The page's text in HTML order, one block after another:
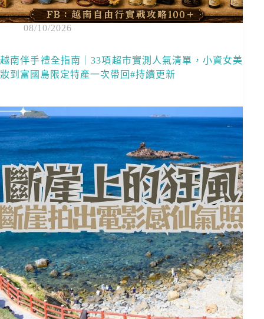
08/10/2026
越南伴手禮全指南｜33項超市實測人氣清單，小資女美
妝到富國島限定特產一次帶回#持續更新